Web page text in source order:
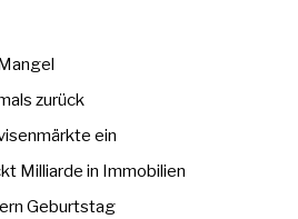
zurück
ein
Milliarde in Immobilien
Geburtstag